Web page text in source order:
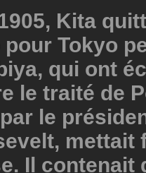
Kita
pour Tokyo
qui ont
le traité de
le
mettait
Il contenait